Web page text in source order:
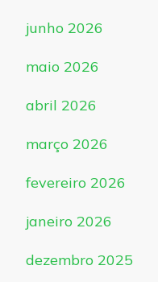
junho 2026
maio 2026
abril 2026
março 2026
fevereiro 2026
janeiro 2026
dezembro 2025